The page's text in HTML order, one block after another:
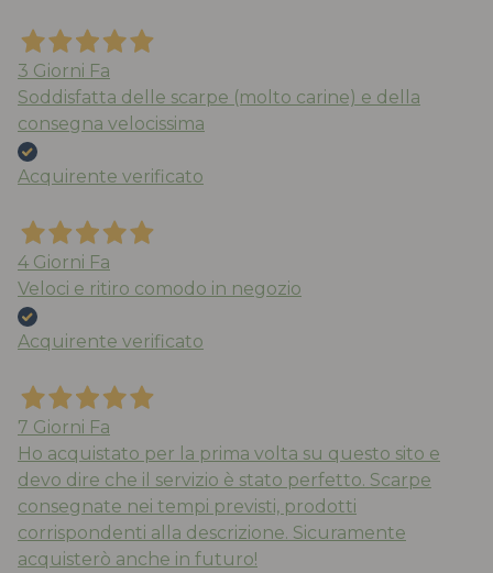
3 Giorni Fa
Soddisfatta delle scarpe (molto carine) e della
consegna velocissima
Acquirente verificato
4 Giorni Fa
Veloci e ritiro comodo in negozio
Acquirente verificato
7 Giorni Fa
Ho acquistato per la prima volta su questo sito e
devo dire che il servizio è stato perfetto. Scarpe
consegnate nei tempi previsti, prodotti
corrispondenti alla descrizione. Sicuramente
acquisterò anche in futuro!